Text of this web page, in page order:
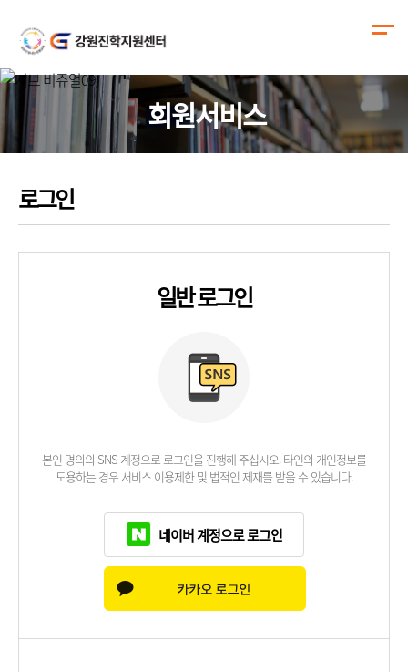
회원서비스
로그인
일반 로그인
본인 명의의 SNS 계정으로 로그인을 진행해 주십시오. 타인의 개인정보를
도용하는 경우 서비스 이용제한 및 법적인 제재를 받을 수 있습니다.
네이버 계정으로 로그인